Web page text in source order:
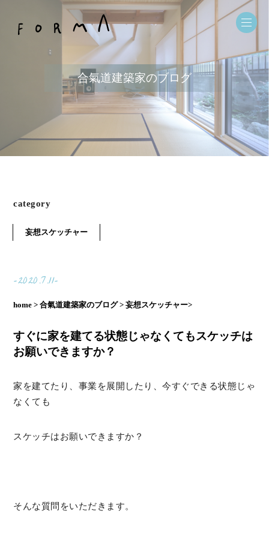
合氣道建築家のブログ
category
妄想スケッチャー
-2020.7.11-
home > 合氣道建築家のブログ > 妄想スケッチャー>
すぐに家を建てる状態じゃなくてもスケッチは
お願いできますか？
家を建てたり、事業を展開したり、今すぐできる状態じゃ
なくても
スケッチはお願いできますか？
そんな質問をいただきます。